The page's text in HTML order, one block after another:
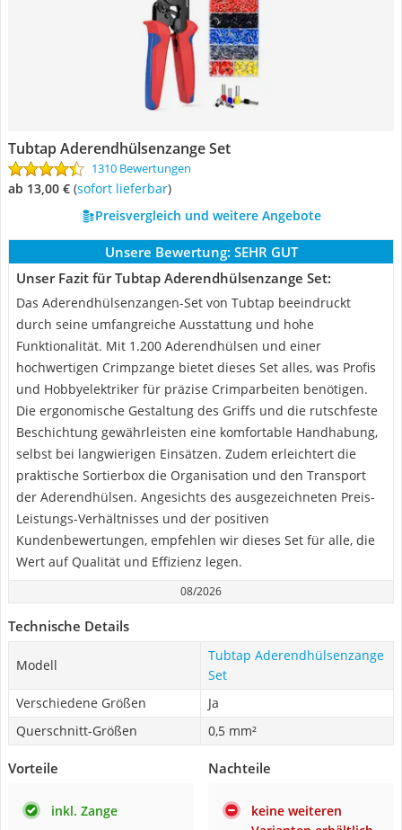
Tubtap Aderendhülsenzange Set
1310 Bewertungen
ab 13,00 € ( Sofort lieferbar)
Preisvergleich und weitere Angebote
Unsere Bewertung: SEHR GUT
Unser Fazit für Tubtap Aderendhülsenzange Set:
Das Aderendhülsenzangen-Set von Tubtap beeindruckt
durch seine umfangreiche Ausstattung und hohe
Funktionalität. Mit 1.200 Aderendhülsen und einer
hochwertigen Crimpzange bietet dieses Set alles, was Profis
und Hobbyelektriker für präzise Crimparbeiten benötigen.
Die ergonomische Gestaltung des Griffs und die rutschfeste
Beschichtung gewährleisten eine komfortable Handhabung,
selbst bei langwierigen Einsätzen. Zudem erleichtert die
praktische Sortierbox die Organisation und den Transport
der Aderendhülsen. Angesichts des ausgezeichneten Preis-
Leistungs-Verhältnisses und der positiven
Kundenbewertungen, empfehlen wir dieses Set für alle, die
Wert auf Qualität und Effizienz legen.
08/2026
Technische Details
Modell
Tubtap Aderendhülsenzange
Set
Verschiedene Größen
Ja
Querschnitt-Größen
0,5 mm²
Vorteile
inkl. Zange
Nachteile
keine weiteren